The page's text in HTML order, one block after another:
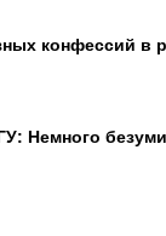
конфессий в
Немного